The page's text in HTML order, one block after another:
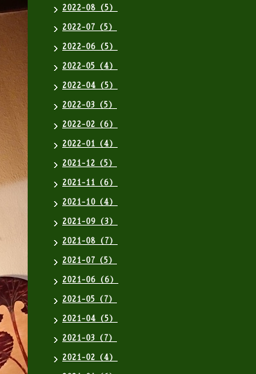
2022-08（5）
2022-07（5）
2022-06（5）
2022-05（4）
2022-04（5）
2022-03（5）
2022-02（6）
2022-01（4）
2021-12（5）
2021-11（6）
2021-10（4）
2021-09（3）
2021-08（7）
2021-07（5）
2021-06（6）
2021-05（7）
2021-04（5）
2021-03（7）
2021-02（4）